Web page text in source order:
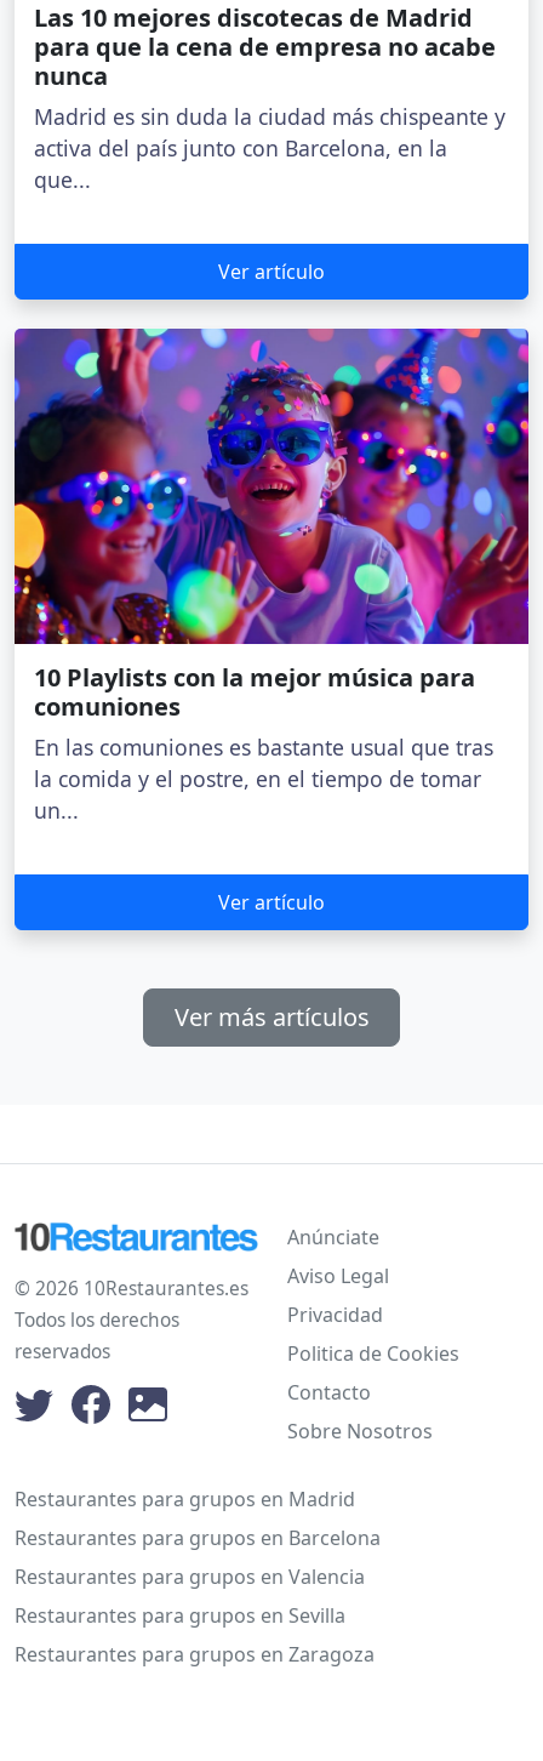
Las 10 mejores discotecas de Madrid
para que la cena de empresa no acabe
nunca
Madrid es sin duda la ciudad más chispeante y
activa del país junto con Barcelona, en la
que...
Ver artículo
10 Playlists con la mejor música para
comuniones
En las comuniones es bastante usual que tras
la comida y el postre, en el tiempo de tomar
un...
Ver artículo
Ver más artículos
© 2026 10Restaurantes.es
Todos los derechos
reservados
Anúnciate
Aviso Legal
Privacidad
Politica de Cookies
Contacto
Sobre Nosotros
Restaurantes para grupos en Madrid
Restaurantes para grupos en Barcelona
Restaurantes para grupos en Valencia
Restaurantes para grupos en Sevilla
Restaurantes para grupos en Zaragoza